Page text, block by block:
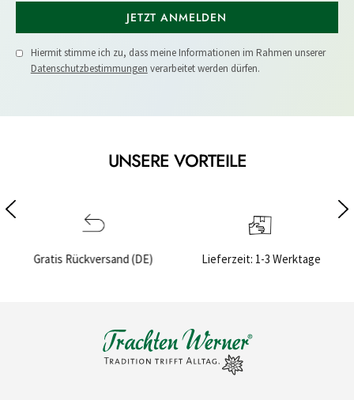
JETZT ANMELDEN
Hiermit stimme ich zu, dass meine Informationen im Rahmen unserer
Datenschutzbestimmungen verarbeitet werden dürfen.
UNSERE VORTEILE
Lieferzeit: 1-3 Werktage Sichere Bezahlung